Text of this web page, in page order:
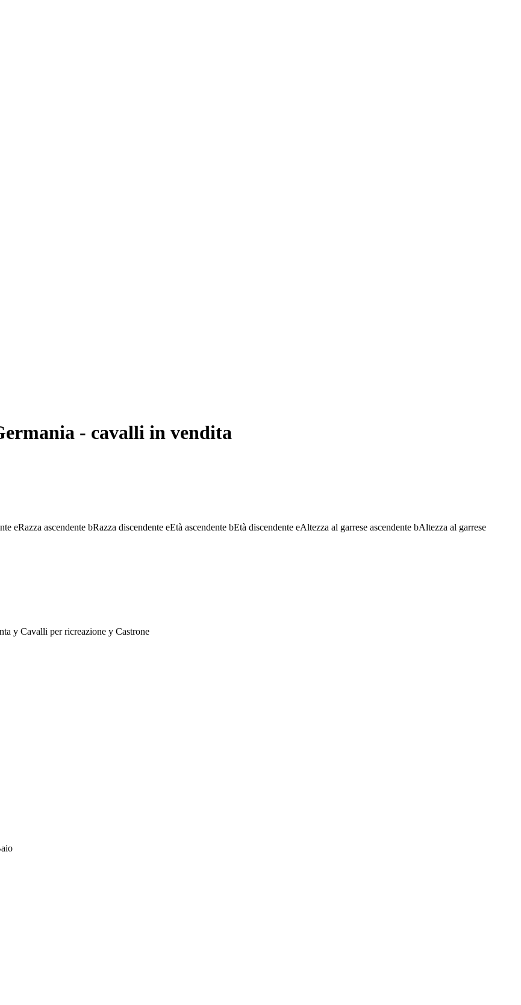
- cavalli in vendita
eRazza ascendente bRazza discendente eEtà ascendente bEtà discendente eAltezza al garrese ascendente bAltezza al garrese
y Cavalli per ricreazione y Castrone